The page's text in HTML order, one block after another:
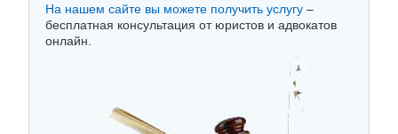
На нашем сайте вы можете получить услугу –
бесплатная консультация от юристов и адвокатов
онлайн.